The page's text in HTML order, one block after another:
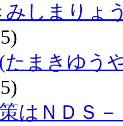
みしまりょ
たまきゆう
はＮＤＳ